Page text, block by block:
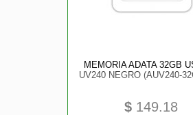
MEMORIA ADATA 32GB
UV240 NEGRO (AUV240-
$ 149.18